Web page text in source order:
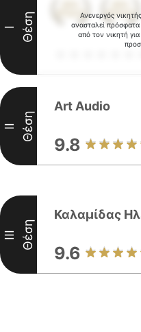
Ανενεργός
ανασταλεί
από τον νικητή
I Θέση
II Θέση
Art Audio
9.8
III Θέση
Καλαμίδας
9.6